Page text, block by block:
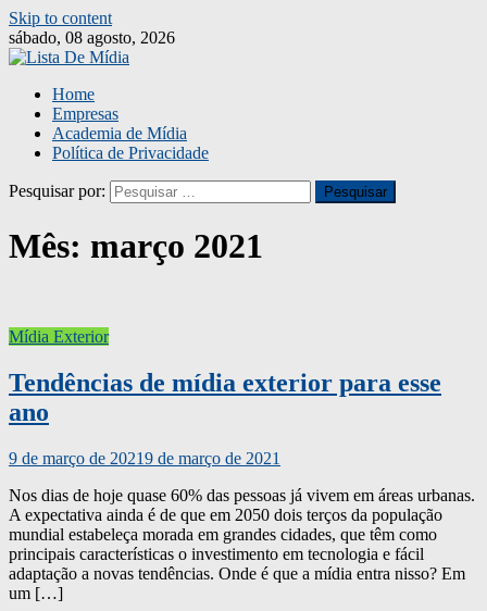
Skip to content
sábado, 08 agosto, 2026
Home
Empresas
Academia de Mídia
Política de Privacidade
Pesquisar por:
Mês: março 2021
Mídia Exterior
Tendências de mídia exterior para esse
ano
9 de março de 20219 de março de 2021
Nos dias de hoje quase 60% das pessoas já vivem em áreas urbanas.
A expectativa ainda é de que em 2050 dois terços da população
mundial estabeleça morada em grandes cidades, que têm como
principais características o investimento em tecnologia e fácil
adaptação a novas tendências. Onde é que a mídia entra nisso? Em
um […]